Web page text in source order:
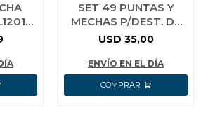
SET 49 PUNTAS Y
MECHAS P/DEST. DE
IMPAC INGCO
USD 35,00
ENVÍO EN EL DÍA